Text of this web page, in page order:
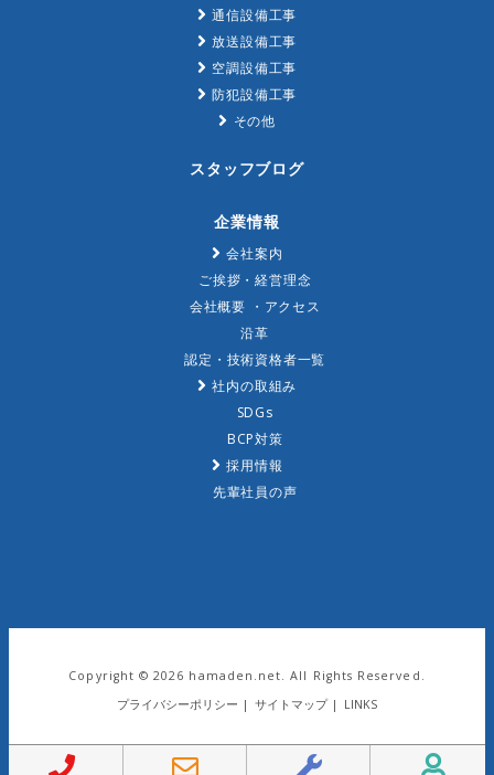
通信設備工事
放送設備工事
空調設備工事
防犯設備工事
その他
スタッフブログ
企業情報
会社案内
ご挨拶・経営理念
会社概要 ・アクセス
沿革
認定・技術資格者一覧
社内の取組み
SDGs
BCP対策
採用情報
先輩社員の声
Copyright ©2026 hamaden.net. All Rights Reserved.
プライバシーポリシー | サイトマップ| LINKS